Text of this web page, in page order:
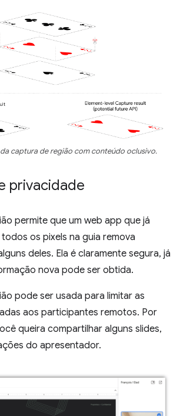
captura de região com conteúdo oclusivo.
privacidade
permite que um web app que já
os pixels na guia remova
deles. Ela é claramente segura, já
nova pode ser obtida.
pode ser usada para limitar as
aos participantes remotos. Por
queira compartilhar alguns slides,
do apresentador.